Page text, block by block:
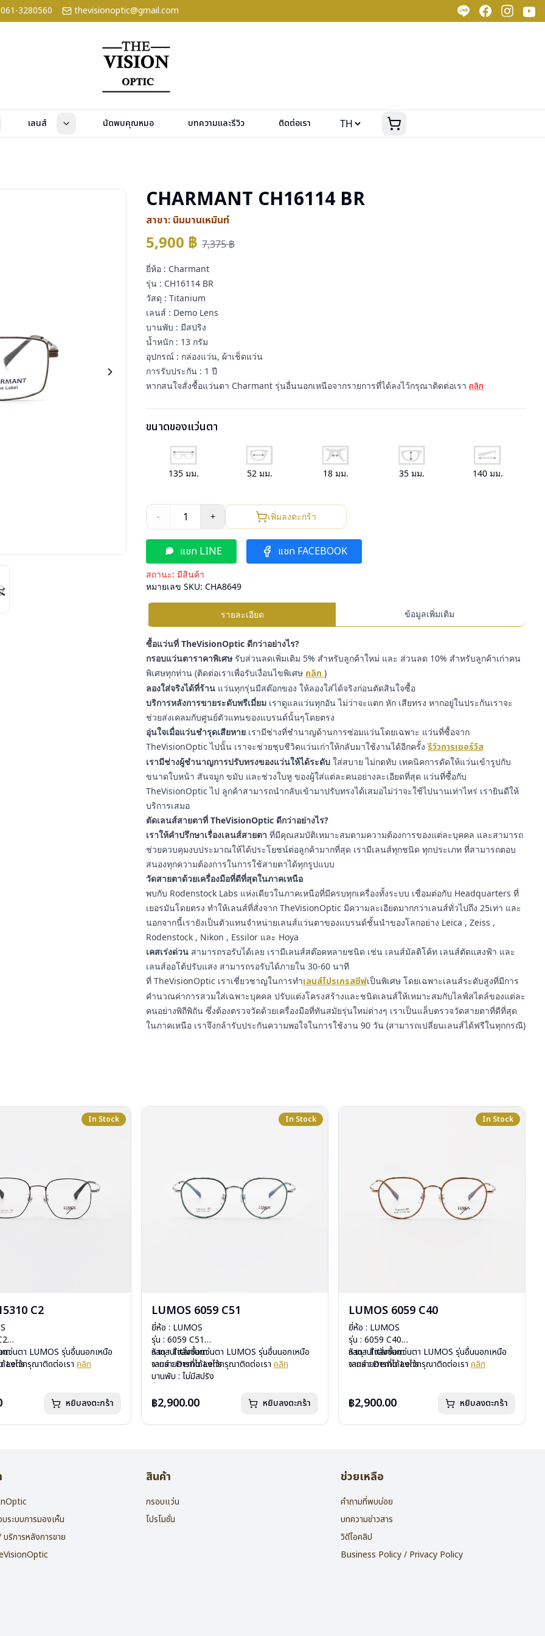
061-3280560 thevisionoptic@gmail.com
เลนส์ นัดพบคุณหมอ บทความและรีวิว ติดต่อเรา
CHARMANT CH16114 BR
สาขา: นิมมานเหมินท์
5,900 ฿ 7,375฿
ยี่ห้อ : Charmant
รุ่น : CH16114 BR
วัสดุ : Titanium
เลนส์ : Demo Lens
บานพับ : มีสปริง
น้ำหนัก : 13 กรัม
อุปกรณ์ : กล่องแว่น, ผ้าเช็ดแว่น
การรับประกัน : 1 ปี
หากสนใจสั่งชื้อแว่นตา Charmant รุ่นอื่นนอกเหนือจากรายการที่ได้ลงไว้กรุณาติดต่อเรา คลิก
ขนาดของแว่นตา
135 มม. 52 มม. 18มม. 35มม. 140มม.
- 1 + เพิ่มลงตะกร้า
แชท LINE แชท FACEBOOK
สถานะ: มีสินค้า
หมายเลข SKU: CHA8649
รายละเอียด ข้อมูลเพิ่มเติม
ซื้อแว่นที่ TheVisionOptic ดีกว่าอย่างไร?
กรอบแว่นตาราคาพิเศษ รับส่วนลดเพิ่มเติม 5% สำหรับลูกค้าใหม่ และ ส่วนลด 10% สำหรับลูกค้าเก่าคน
พิเศษทุกท่าน (ติดต่อเราเพื่อรับเงื่อนไขพิเศษ คลิก )
ลองใส่จริงได้ที่ร้าน แว่นทุกรุ่นมีสต๊อกของ ให้ลองใส่ได้จริงก่อนตัดสินใจซื้อ
บริการหลังการขายระดับพรีเมี่ยม เราดูแลแว่นทุกอัน ไม่ว่าจะแตก หัก เสียทรง หากอยู่ในประกันเราจะ
ช่วยส่งเคลมกับศูนย์ตัวแทนของแบรนด์นั้นๆโดยตรง
อุ่นใจเมื่อแว่นชำรุดเสียหาย เรามีช่างที่ชำนาญด้านการซ่อมแว่นโดยเฉพาะ แว่นที่ซื้อจาก
TheVisionOptic ไปนั้น เราจะช่วยชุบชีวิตแว่นเก่าให้กลับมาใช้งานได้อีกครั้งรีวิวการเซอร์วิส
เรามีช่างผู้ชำนาญการปรับทรงของแว่นให้ได้ระดับ ใส่สบาย ไม่กดทับ เทคนิคการดัดให้แว่นเข้ารูปกับ
ขนาดใบหน้า สันจมูก ขมับ และช่วงใบหู ของผู้ใส่แต่ละคนอย่างละเอียดที่สุด แว่นที่ซื้อกับ
TheVisionOptic ไป ลูกค้าสามารถนำกลับเข้ามาปรับทรงได้เสมอไม่ว่าจะใช้ไปนานเท่าไหร่ เรายินดีให้
บริการเสมอ
ตัดเลนส์สายตาที่ TheVisionOptic ดีกว่าอย่างไร?
เราให้คำปรึกษาเรื่องเลนส์สายตา ที่มีคุณสมบัติเหมาะสมตามความต้องการของแต่ละบุคคล และสามารถ
ช่วยควบคุมงบประมาณให้ได้ประโยชน์ต่อลูกค้ามากที่สุด เรามีเลนส์ทุกชนิด ทุกประเภท ที่สามารถตอบ
สนองทุกความต้องการในการใช้สายตาได้ทุกรูปแบบ
วัดสายตาด้วยเครื่องมือที่ดีที่สุดในภาคเหนือ
พบกับ Rodenstock Labs แห่งเดียวในภาคเหนือที่มีครบทุกเครื่องทั้งระบบ เชื่อมต่อกับ Headquarters ที่
เยอรมันโดยตรง ทำให้เลนส์ที่สั่งจาก TheVisionOptic มีความละเอียดมากกว่าเลนส์ทั่วไปถึง 25เท่า และ
นอกจากนี้เรายังเป็นตัวแทนจำหน่ายเลนส์แว่นตาของแบรนด์ชั้นนำของโลกอย่าง Leica , Zeiss ,
Rodenstock , Nikon , Essilor และ Hoya
เคสเร่งด่วน สามารถรอรับได้เลย เรามีเลนส์สต๊อคหลายชนิด เช่น เลนส์มัลติโค้ท เลนส์ตัดแสงฟ้า และ
เลนส์ออโต้ปรับแสง สามารถรอรับได้ภายใน 30-60 นาที
ที่ TheVisionOptic เราเชี่ยวชาญในการทำเลนส์โปรเกรสซีฟเป็นพิเศษ โดยเฉพาะเลนส์ระดับสูงที่มีการ
คำนวณค่าการสวมใส่เฉพาะบุคคล ปรับแต่งโครงสร้างและชนิดเลนส์ให้เหมาะสมกับไลฟ์สไตล์ของแต่ละ
คนอย่างพิถีพิถัน ซึ่งต้องตรวจวัดด้วยเครื่องมือที่ทันสมัยรุ่นใหม่ต่างๆ เราเป็นแล็บตรวจวัดสายตาที่ดีที่สุด
ในภาคเหนือ เราจึงกล้ารับประกันความพอใจในการใช้งาน 90 วัน (สามารถเปลี่ยนเลนส์ได้ฟรีในทุกกรณี)
In Stock
C2
Lens
แว่น , ผ้าเช็ดแว่น
แว่นตา LUMOS รุ่นอื่นนอกเหนือ
ลงไว้กรุณาติดต่อเรา คลิก
หยิบลงตะกร้า
In Stock
LUMOS 6059 C51
ยี่ห้อ : LUMOS
รุ่น : 6059 C51
วัสดุ : Titanium
เลนส์ : Demo Lens
บานพับ : ไม่มีสปริง
อุปกรณ์ : กล่องแว่น , ผ้าเช็ดแว่น
หากสนใจสั่งชื้อแว่นตา LUMOS รุ่นอื่นนอกเหนือ
จากรายการที่ได้ลงไว้กรุณาติดต่อเรา คลิก
฿2,900.00 หยิบลงตะกร้า
In Stock
LUMOS 6059 C40
ยี่ห้อ : LUMOS
รุ่น : 6059 C40
วัสดุ : Titanium
เลนส์ : Demo Lens
อุปกรณ์ : กล่องแว่น , ผ้าเช็ดแว่น
หากสนใจสั่งชื้อแว่นตา LUMOS รุ่นอื่นนอกเหนือ
จากรายการที่ได้ลงไว้กรุณาติดต่อเรา คลิก
฿2,900.00 หยิบลงตะกร้า
ระบบการมองเห็น
ริการหลังการขาย
สินค้า
กรอบแว่น
โปรโมชั่น
ช่วยเหลือ
คำถามที่พบบ่อย
บทความข่าวสาร
วิดีโอคลิป
Business Policy / Privacy Policy